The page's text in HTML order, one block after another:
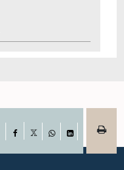
Facebook
WhatsAppLinkedIn